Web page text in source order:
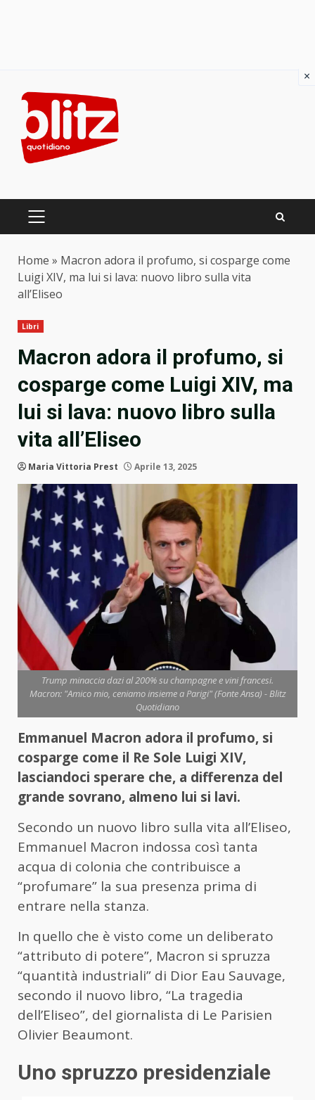
content
PRIMARY
Home » Macron adora il profumo, si cosparge come
Luigi XIV, ma lui si lava: nuovo libro sulla vita
all’Eliseo
Libri
Macron adora il profumo, si
cosparge come Luigi XIV, ma
lui si lava: nuovo libro sulla
vita all’Eliseo
Maria Vittoria Prest Aprile 13, 2025
Trump minaccia dazi al 200% su champagne e vini francesi.
Macron: "Amico mio, ceniamo insieme a Parigi" (Fonte Ansa) - Blitz
Quotidiano
Emmanuel Macron adora il profumo, si
cosparge come il Re Sole Luigi XIV,
lasciandoci sperare che, a differenza del
grande sovrano, almeno lui si lavi.
Secondo un nuovo libro sulla vita all’Eliseo,
Emmanuel Macron indossa così tanta
acqua di colonia che contribuisce a
“profumare” la sua presenza prima di
entrare nella stanza.
In quello che è visto come un deliberato
“attributo di potere”, Macron si spruzza
“quantità industriali” di Dior Eau Sauvage,
secondo il nuovo libro, “La tragedia
dell’Eliseo”, del giornalista di Le Parisien
Olivier Beaumont.
Uno spruzzo presidenziale
×